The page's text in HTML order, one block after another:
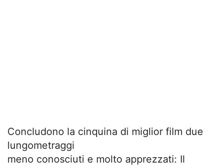
Concludono la cinquina di miglior film due
lungometraggi
meno conosciuti e molto apprezzati: Il